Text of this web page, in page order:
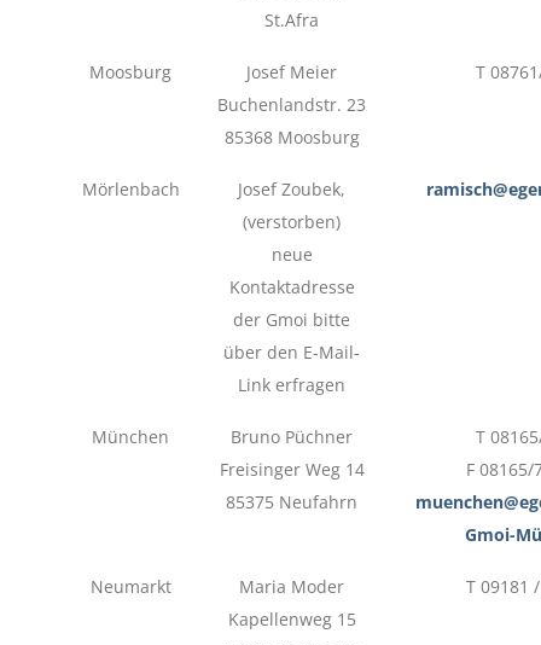
St.Afra
Moosburg
Josef Meier
Buchenlandstr. 23
85368 Moosburg
T
Mörlenbach
Josef Zoubek,
(verstorben)
neue
Kontaktadresse
der Gmoi bitte
über den E-Mail-
Link erfragen
München
Bruno Püchner
Freisinger Weg 14
85375 Neufahrn
T
F 08165/
Gmoi-
Neumarkt
Maria Moder
Kapellenweg 15
T 09181